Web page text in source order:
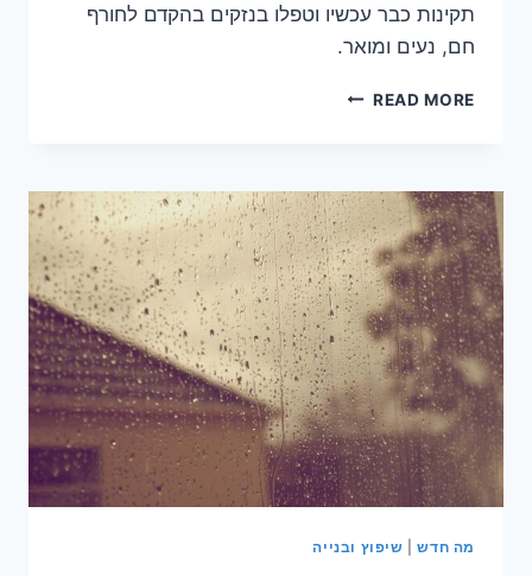
תקינות כבר עכשיו וטפלו בנזקים בהקדם לחורף
חם, נעים ומואר.
READ MOREהכן
מה חדש| שיפוץ ובנייה